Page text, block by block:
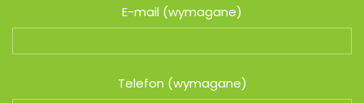
E-mail (wymagane)
Telefon (wymagane)